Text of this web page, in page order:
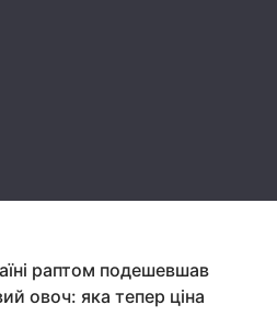
раптом подешевшав
овоч: яка тепер ціна